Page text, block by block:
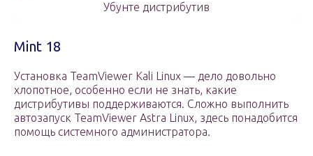
Убунте дистрибутив
Mint 18
Установка TeamViewer Kali Linux — дело довольно
хлопотное, особенно если не знать, какие
дистрибутивы поддерживаются. Сложно выполнить
автозапуск TeamViewer Astra Linux, здесь понадобится
помощь системного администратора.